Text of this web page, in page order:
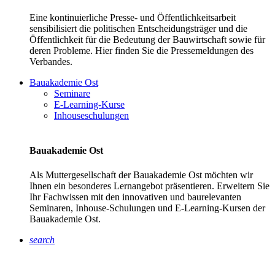
Eine kontinuierliche Presse- und Öffentlichkeitsarbeit
sensibilisiert die politischen Entscheidungsträger und die
Öffentlichkeit für die Bedeutung der Bauwirtschaft sowie für
deren Probleme. Hier finden Sie die Pressemeldungen des
Verbandes.
Bauakademie Ost
Seminare
E-Learning-Kurse
Inhouseschulungen
Bauakademie Ost
Als Muttergesellschaft der Bauakademie Ost möchten wir
Ihnen ein besonderes Lernangebot präsentieren. Erweitern Sie
Ihr Fachwissen mit den innovativen und baurelevanten
Seminaren, Inhouse-Schulungen und E-Learning-Kursen der
Bauakademie Ost.
search